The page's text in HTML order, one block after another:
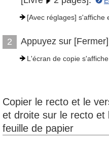
[Avec réglages] s'affiche
2 Appuyez sur
L'écran de copie s'affiche
Copier le recto et le
et droite sur le recto et
feuille de papier